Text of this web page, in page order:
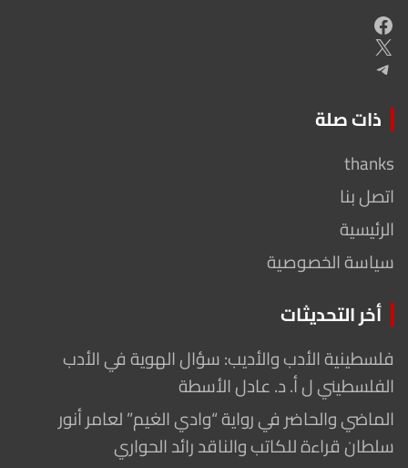
Facebook
X
Telegram
ذات صلة
thanks
اتصل بنا
الرئيسية
سياسة الخصوصية
أخر التحديثات
فلسطينية الأدب والأديب: سؤال الهوية في الأدب
الفلسطيني ل أ. د. عادل الأسطة
الماضي والحاضر في رواية “وادي الغيم” لعامر أنور
سلطان قراءة للكاتب والناقد رائد الحواري